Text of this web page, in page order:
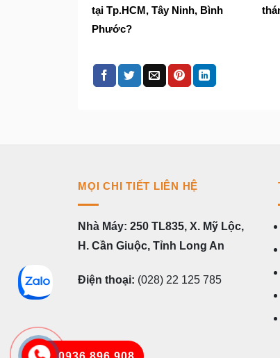
tại Tp.HCM, Tây Ninh, Bình
Phước?
MỌI CHI TIẾT LIÊN HỆ
Nhà Máy: 250 TL835, X. Mỹ Lộc,
H. Cần Giuộc, Tỉnh Long An
Điện thoại: (028) 22 125 785